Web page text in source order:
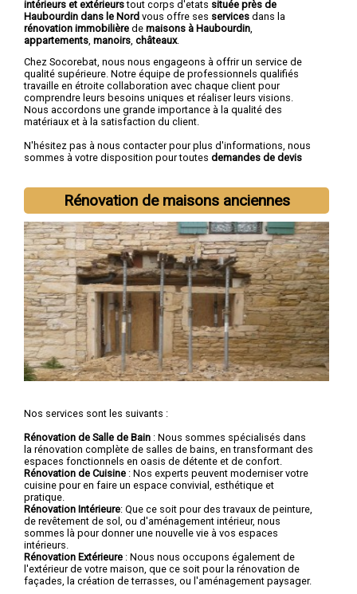
intérieurs et extérieurstout corps d'etats située près de
Haubourdin dans le Nord vous offre ses services dans la
rénovation immobilière de maisons à Haubourdin
appartements manoirs châteaux.
Chez Socorebat, nous nous engageons à offrir un service de
qualité supérieure. Notre équipe de professionnels qualifiés
travaille en étroite collaboration avec chaque client pour
comprendre leurs besoins uniques et réaliser leurs visions.
Nous accordons une grande importance à la qualité des
matériaux et à la satisfaction du client.
N'hésitez pas à nous contacter pour plus d'informations, nous
sommes à votre disposition pour toutes demandes de devis
Nous intervenons aussi dans les villes suivantes :
,Tourcoing,Dunkerque , Villeneuve-d'Ascq,
Valenciennes,Douai,Wattrelos,Marcq-en-Barœul,Maubeuge
Rénovation de maisons anciennes
Nos services sont les suivants :
Rénovation de Salle de Bain : Nous sommes spécialisés dans
la rénovation complète de salles de bains, en transformant des
espaces fonctionnels en oasis de détente et de confort.
Rénovation de Cuisine : Nos experts peuvent moderniser votre
cuisine pour en faire un espace convivial, esthétique et
pratique.
Rénovation Intérieure: Que ce soit pour des travaux de peinture,
de revêtement de sol, ou d'aménagement intérieur, nous
sommes là pour donner une nouvelle vie à vos espaces
intérieurs.
Rénovation Extérieure : Nous nous occupons également de
l'extérieur de votre maison, que ce soit pour la rénovation de
façades, la création de terrasses, ou l'aménagement paysager.